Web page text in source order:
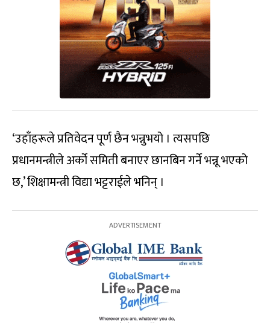
‘उहाँहरूले प्रतिवेदन पूर्ण छैन भन्नुभयो । त्यसपछि
प्रधानमन्त्रीले अर्को समिती बनाएर छानबिन गर्ने भन्नू भएको
छ,’ शिक्षामन्त्री विद्या भट्टराईले भनिन् ।